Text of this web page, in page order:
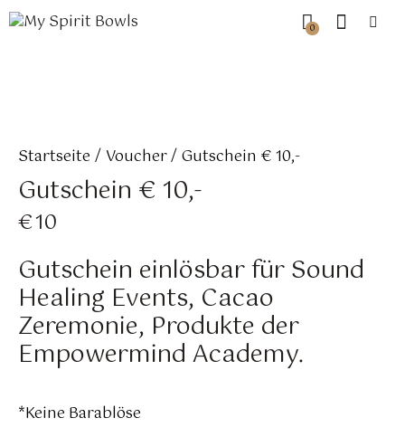
0
Startseite Voucher Gutschein € 10,-
Gutschein € 10,-
€10
Gutschein einlösbar für Sound
Healing Events, Cacao
Zeremonie, Produkte der
Empowermind Academy.
*Keine Barablöse